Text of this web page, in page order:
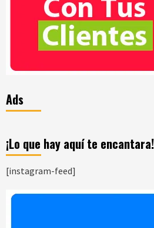
Ads
¡Lo que hay aquí te encantara!
[instagram-feed]